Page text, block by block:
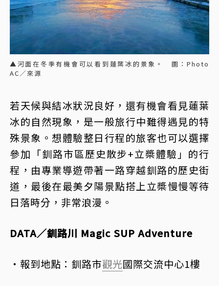
▲河面在冬季有機會可以看到蓮葉冰的景象。 圖：Photo
AC／來源
若天候與結冰狀況良好，還有機會看見蓮葉
冰的自然現象，是一般旅行中難得遇見的特
殊景象。想體驗整日行程的旅客也可以選擇
參加「釧路市區歷史散步+立槳體驗」的行
程，由專業導遊帶著一路穿越釧路的歷史街
道，最後在最美夕陽景點搭上立槳慢慢等待
日落時分，非常浪漫。
DATA／釧路川 Magic SUP Adventure
・報到地點：釧路市觀光國際交流中心1樓